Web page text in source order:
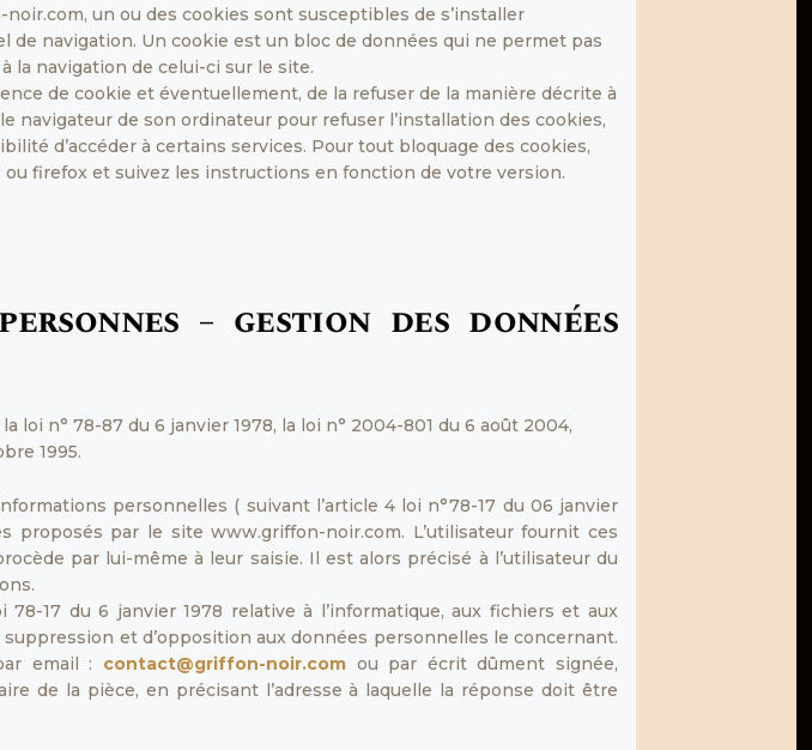
un ou des cookies sont susceptibles de s’installer
navigation. Un cookie est un bloc de données qui ne permet pas
la navigation de celui-ci sur le site.
de cookie et éventuellement, de la refuser de la manière décrite à
navigateur de son ordinateur pour refuser l’installation des cookies,
d’accéder à certains services. Pour tout bloquage des cookies,
firefox et suivez les instructions en fonction de votre version.
– gestion des données
n° 78-87 du 6 janvier 1978, la loi n° 2004-801 du 6 août 2004,
1995.
personnelles ( suivant l’article 4 loi n°78-17 du 06 janvier
proposés par le site www.griffon-noir.com. L’utilisateur fournit ces
par lui-même à leur saisie. Il est alors précisé à l’utilisateur du
17 du 6 janvier 1978 relative à l’informatique, aux fichiers et aux
et d’opposition aux données personnelles le concernant.
email : contact@griffon-noir.comou par écrit dûment signée,
de la pièce, en précisant l’adresse à laquelle la réponse doit être